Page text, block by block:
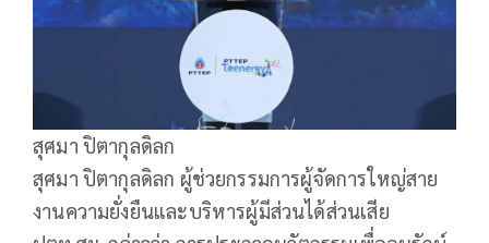
สุศมา ปิตากุลดิลก
สุศมา ปิตากุลดิลก ผู้ช่วยกรรมการผู้จัดการใหญ่สาย
งานความยั่งยืนและบริหารผู้มีส่วนได้ส่วนเสีย